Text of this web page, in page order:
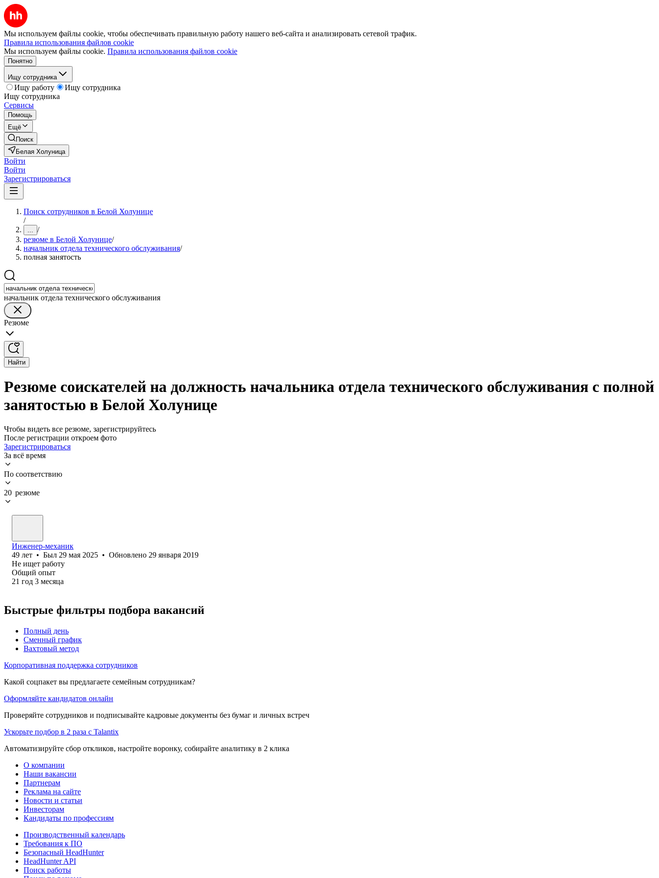
Мы используем файлы cookie, чтобы обеспечивать правильную работу нашего веб-сайта и анализировать сетевой трафик.
Правила использования файлов cookie
Мы используем файлы cookie. Правила использования файлов cookie
Понятно
Ищу сотрудника
Ищу работу
Ищу сотрудника
Ищу сотрудника
Сервисы
Помощь
Ещё
Поиск
Белая Холуница
Войти
Войти
Зарегистрироваться
Поиск сотрудников в Белой Холунице
/
... /
резюме в Белой Холунице/
начальник отдела технического обслуживания/
полная занятость
начальник отдела технического обслуживания
Резюме
Найти
Резюме соискателей на должность начальника отдела технического обслуживания с полной
занятостью в Белой Холунице
Чтобы видеть все резюме, зарегистрируйтесь
После регистрации откроем фото
Зарегистрироваться
За всё время
По соответствию
20 резюме
Инженер-механик
49 лет • Был 29 мая 2025 • Обновлено 29 января 2019
Не ищет работу
Общий опыт
21 год 3 месяца
Быстрые фильтры подбора вакансий
Полный день
Сменный график
Вахтовый метод
Корпоративная поддержка сотрудников
Какой соцпакет вы предлагаете семейным сотрудникам?
Оформляйте кандидатов онлайн
Проверяйте сотрудников и подписывайте кадровые документы без бумаг и личных встреч
Ускорьте подбор в 2 раза с Talantix
Автоматизируйте сбор откликов, настройте воронку, собирайте аналитику в 2 клика
О компании
Наши вакансии
Партнерам
Реклама на сайте
Новости и статьи
Инвесторам
Кандидаты по профессиям
Производственный календарь
Требования к ПО
Безопасный HeadHunter
HeadHunter API
Поиск работы